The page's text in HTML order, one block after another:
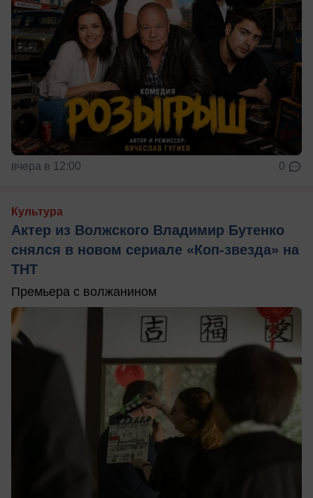
вчера в 12:00 0
Культура
Актер из Волжского Владимир Бутенко
снялся в новом сериале «Коп-звезда» на
ТНТ
Премьера с волжанином